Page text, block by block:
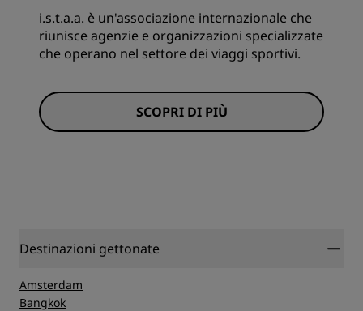
i.s.t.a.a. è un'associazione internazionale che
riunisce agenzie e organizzazioni specializzate
che operano nel settore dei viaggi sportivi.
SCOPRI DI PIÙ
Destinazioni gettonate
Amsterdam
Bangkok